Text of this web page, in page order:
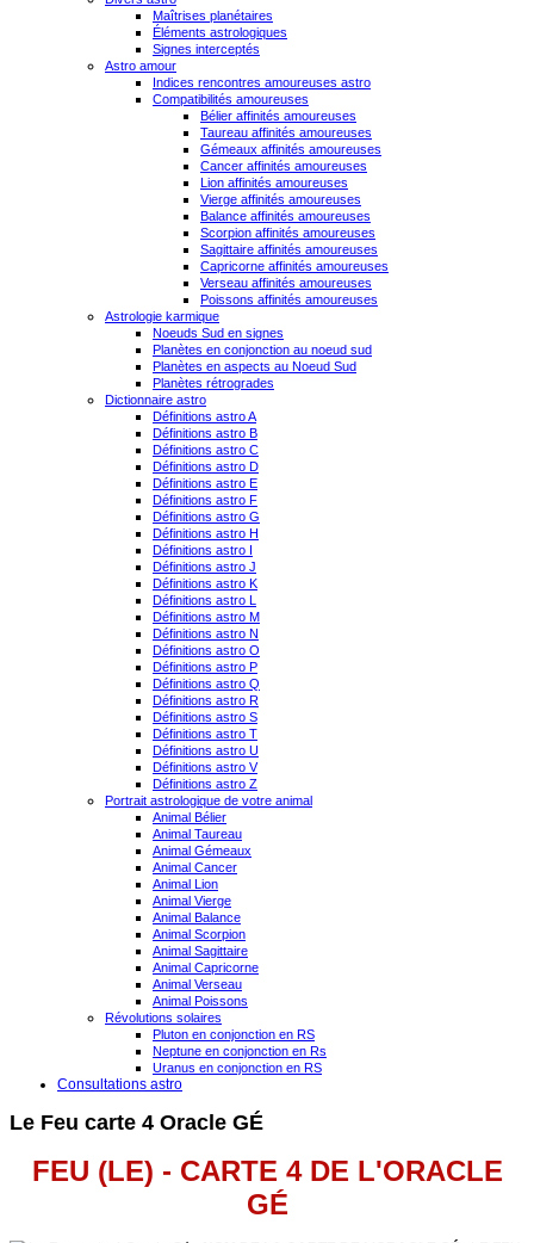
Maîtrises planétaires
Éléments astrologiques
Signes interceptés
Astro amour
Indices rencontres amoureuses astro
Compatibilités amoureuses
Bélier affinités amoureuses
Taureau affinités amoureuses
Gémeaux affinités amoureuses
Cancer affinités amoureuses
Lion affinités amoureuses
Vierge affinités amoureuses
Balance affinités amoureuses
Scorpion affinités amoureuses
Sagittaire affinités amoureuses
Capricorne affinités amoureuses
Verseau affinités amoureuses
Poissons affinités amoureuses
Astrologie karmique
Noeuds Sud en signes
Planètes en conjonction au noeud sud
Planètes en aspects au Noeud Sud
Planètes rétrogrades
Dictionnaire astro
Définitions astro A
Définitions astro B
Définitions astro C
Définitions astro D
Définitions astro E
Définitions astro F
Définitions astro G
Définitions astro H
Définitions astro I
Définitions astro J
Définitions astro K
Définitions astro L
Définitions astro M
Définitions astro N
Définitions astro O
Définitions astro P
Définitions astro Q
Définitions astro R
Définitions astro S
Définitions astro T
Définitions astro U
Définitions astro V
Définitions astro Z
Portrait astrologique de votre animal
Animal Bélier
Animal Taureau
Animal Gémeaux
Animal Cancer
Animal Lion
Animal Vierge
Animal Balance
Animal Scorpion
Animal Sagittaire
Animal Capricorne
Animal Verseau
Animal Poissons
Révolutions solaires
Pluton en conjonction en RS
Neptune en conjonction en Rs
Uranus en conjonction en RS
Consultations astro
Le Feu carte 4 Oracle GÉ
FEU (LE) - CARTE 4 DE L'ORACLE
GÉ